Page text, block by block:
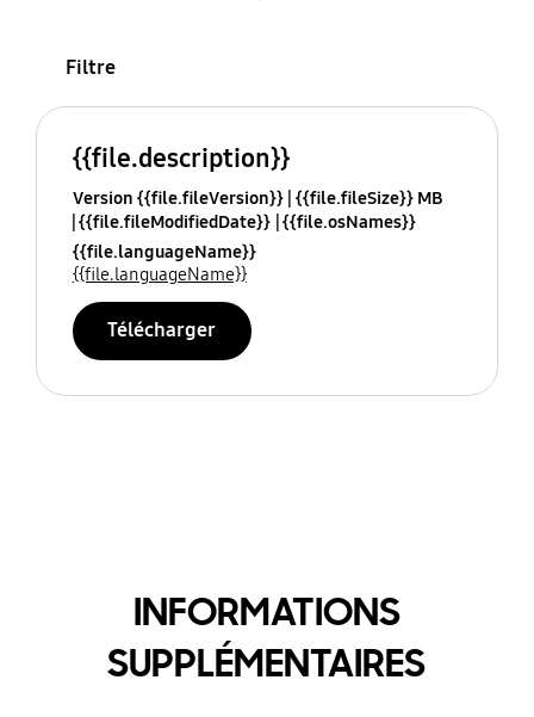
Filtre
{{file.description}}
Version {{file.fileVersion}} {{file.fileSize}} MB
{{file.fileModifiedDate}} {{file.osNames}}
{{file.languageName}}
{{file.languageName}}
Télécharger
INFORMATIONS
SUPPLÉMENTAIRES